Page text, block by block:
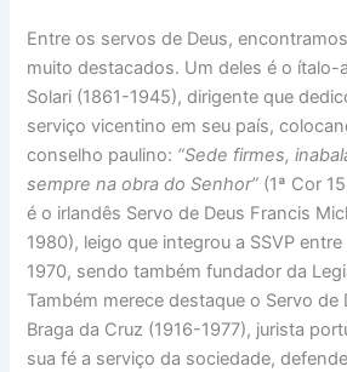
Entre os servos de Deus,
muito destacados. Um deles é o
Solari (1861-1945), dirigente que
serviço vicentino em seu país,
conselho paulino: “Sede firmes,
sempre na obra do Senhor” (1ª Cor
é o irlandês Servo de Deus Francis
1980), leigo que integrou a SSVP
1970, sendo também fundador da
Também merece destaque o Servo de
Braga da Cruz (1916-1977), jurista
sua fé a serviço da sociedade,